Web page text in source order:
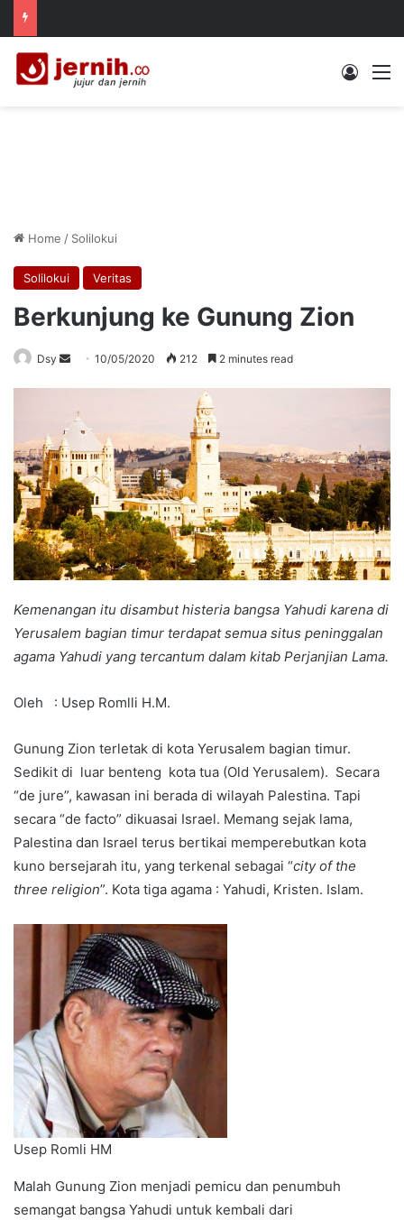
Log In
Home / Solilokui
Solilokui Veritas
Berkunjung ke Gunung Zion
Dsy
Send10/05/2020 212 2 minutes read
Kemenangan itu disambut histeria bangsa Yahudi karena di
Yerusalem bagian timur terdapat semua situs peninggalan
agama Yahudi yang tercantum dalam kitab Perjanjian Lama.
Oleh : Usep Romlli H.M.
Gunung Zion terletak di kota Yerusalem bagian timur.
Sedikit di luar benteng kota tua (Old Yerusalem). Secara
“de jure”, kawasan ini berada di wilayah Palestina. Tapi
secara “de facto” dikuasai Israel. Memang sejak lama,
Palestina dan Israel terus bertikai memperebutkan kota
kuno bersejarah itu, yang terkenal sebagai “city of the
three religion”. Kota tiga agama : Yahudi, Kristen. Islam.
Usep Romli HM
Malah Gunung Zion menjadi pemicu dan penumbuh
semangat bangsa Yahudi untuk kembali dari